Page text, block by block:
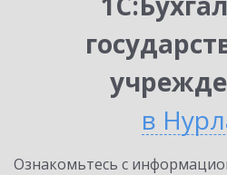
в
Ознакомьтесь с